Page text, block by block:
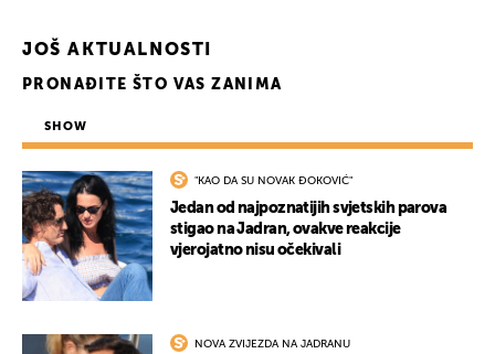
JOŠ AKTUALNOSTI
PRONAĐITE ŠTO VAS ZANIMA
SHOW
"KAO DA SU NOVAK ĐOKOVIĆ"
Jedan od najpoznatijih svjetskih parova
stigao na Jadran, ovakve reakcije
vjerojatno nisu očekivali
NOVA ZVIJEZDA NA JADRANU